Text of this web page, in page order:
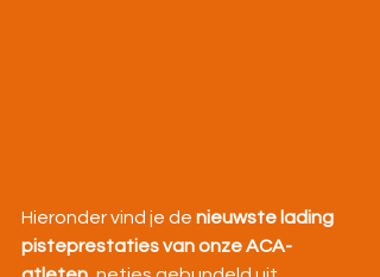
Hieronder vind je de nieuwste lading
pisteprestaties van onze ACA-